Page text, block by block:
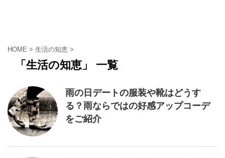
HOME > 生活の知恵 >
「生活の知恵」 一覧
雨の日デートの服装や靴はどうす
る？雨ならではの好感アップコーデ
をご紹介